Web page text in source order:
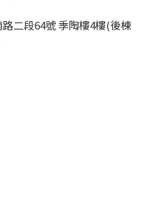
二段64號 季陶樓4樓(後棟